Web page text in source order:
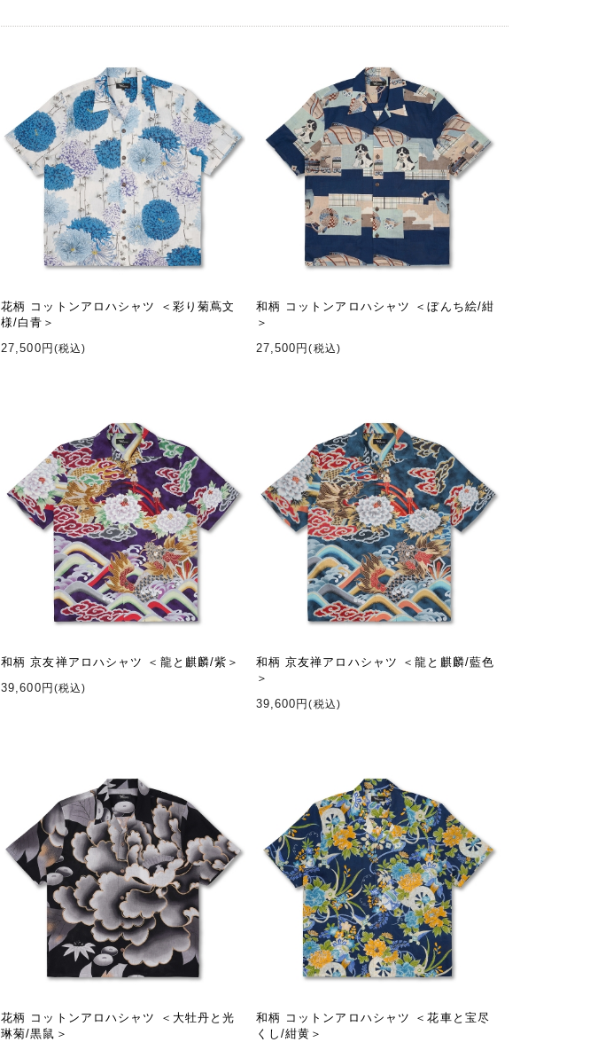
花柄 コットンアロハシャツ ＜彩り菊蔦文
様/白青＞
27,500円 (税込)
和柄 コットンアロハシャツ ＜ぼんち絵/紺
＞
27,500円(税込)
和柄 京友禅アロハシャツ ＜龍と麒麟/紫＞
39,600円 (税込)
和柄 京友禅アロハシャツ ＜龍と麒麟/藍色
＞
39,600円(税込)
花柄 コットンアロハシャツ ＜大牡丹と光
琳菊/黒鼠＞
和柄 コットンアロハシャツ ＜花車と宝尽
くし/紺黄＞